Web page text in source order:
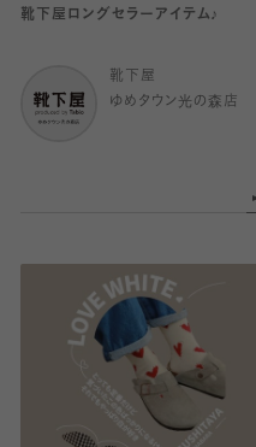
靴下屋ロングセラーアイテム♪
靴下屋
ゆめタウン光の森店